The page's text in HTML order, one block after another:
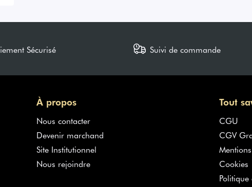
Sécurisé Suivi de commande
À propos
Nous contacter
Devenir marchand
Site Institutionnel
Nous rejoindre
Tout
CGU
CGV
Cookies